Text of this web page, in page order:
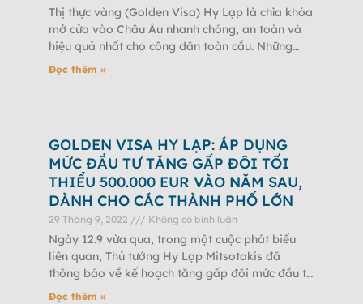
Thị thực vàng (Golden Visa) Hy Lạp là chìa khóa
mở cửa vào Châu Âu nhanh chóng, an toàn và
hiệu quả nhất cho công dân toàn cầu. Những
năm
Đọc thêm »
GOLDEN VISA HY LẠP: ÁP DỤNG
MỨC ĐẦU TƯ TĂNG GẤP ĐÔI TỐI
THIỂU 500.000 EUR VÀO NĂM SAU,
DÀNH CHO CÁC THÀNH PHỐ LỚN
29 Tháng 9, 2022 Không có bình luận
Ngày 12.9 vừa qua, trong một cuộc phát biểu
liên quan, Thủ tướng Hy Lạp Mitsotakis đã
thông báo về kế hoạch tăng gấp đôi mức đầu tư
bất động
Đọc thêm »